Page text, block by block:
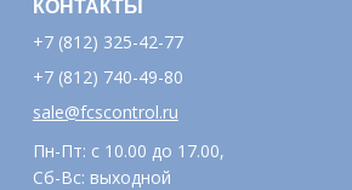
КОНТАКТЫ
+7 (812) 325-42-77
+7 (812) 740-49-80
sale@fcscontrol.ru
Пн-Пт: с 10.00 до 17.00,
Сб-Вс: выходной